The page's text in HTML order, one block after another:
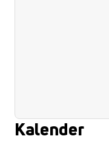
Kalender